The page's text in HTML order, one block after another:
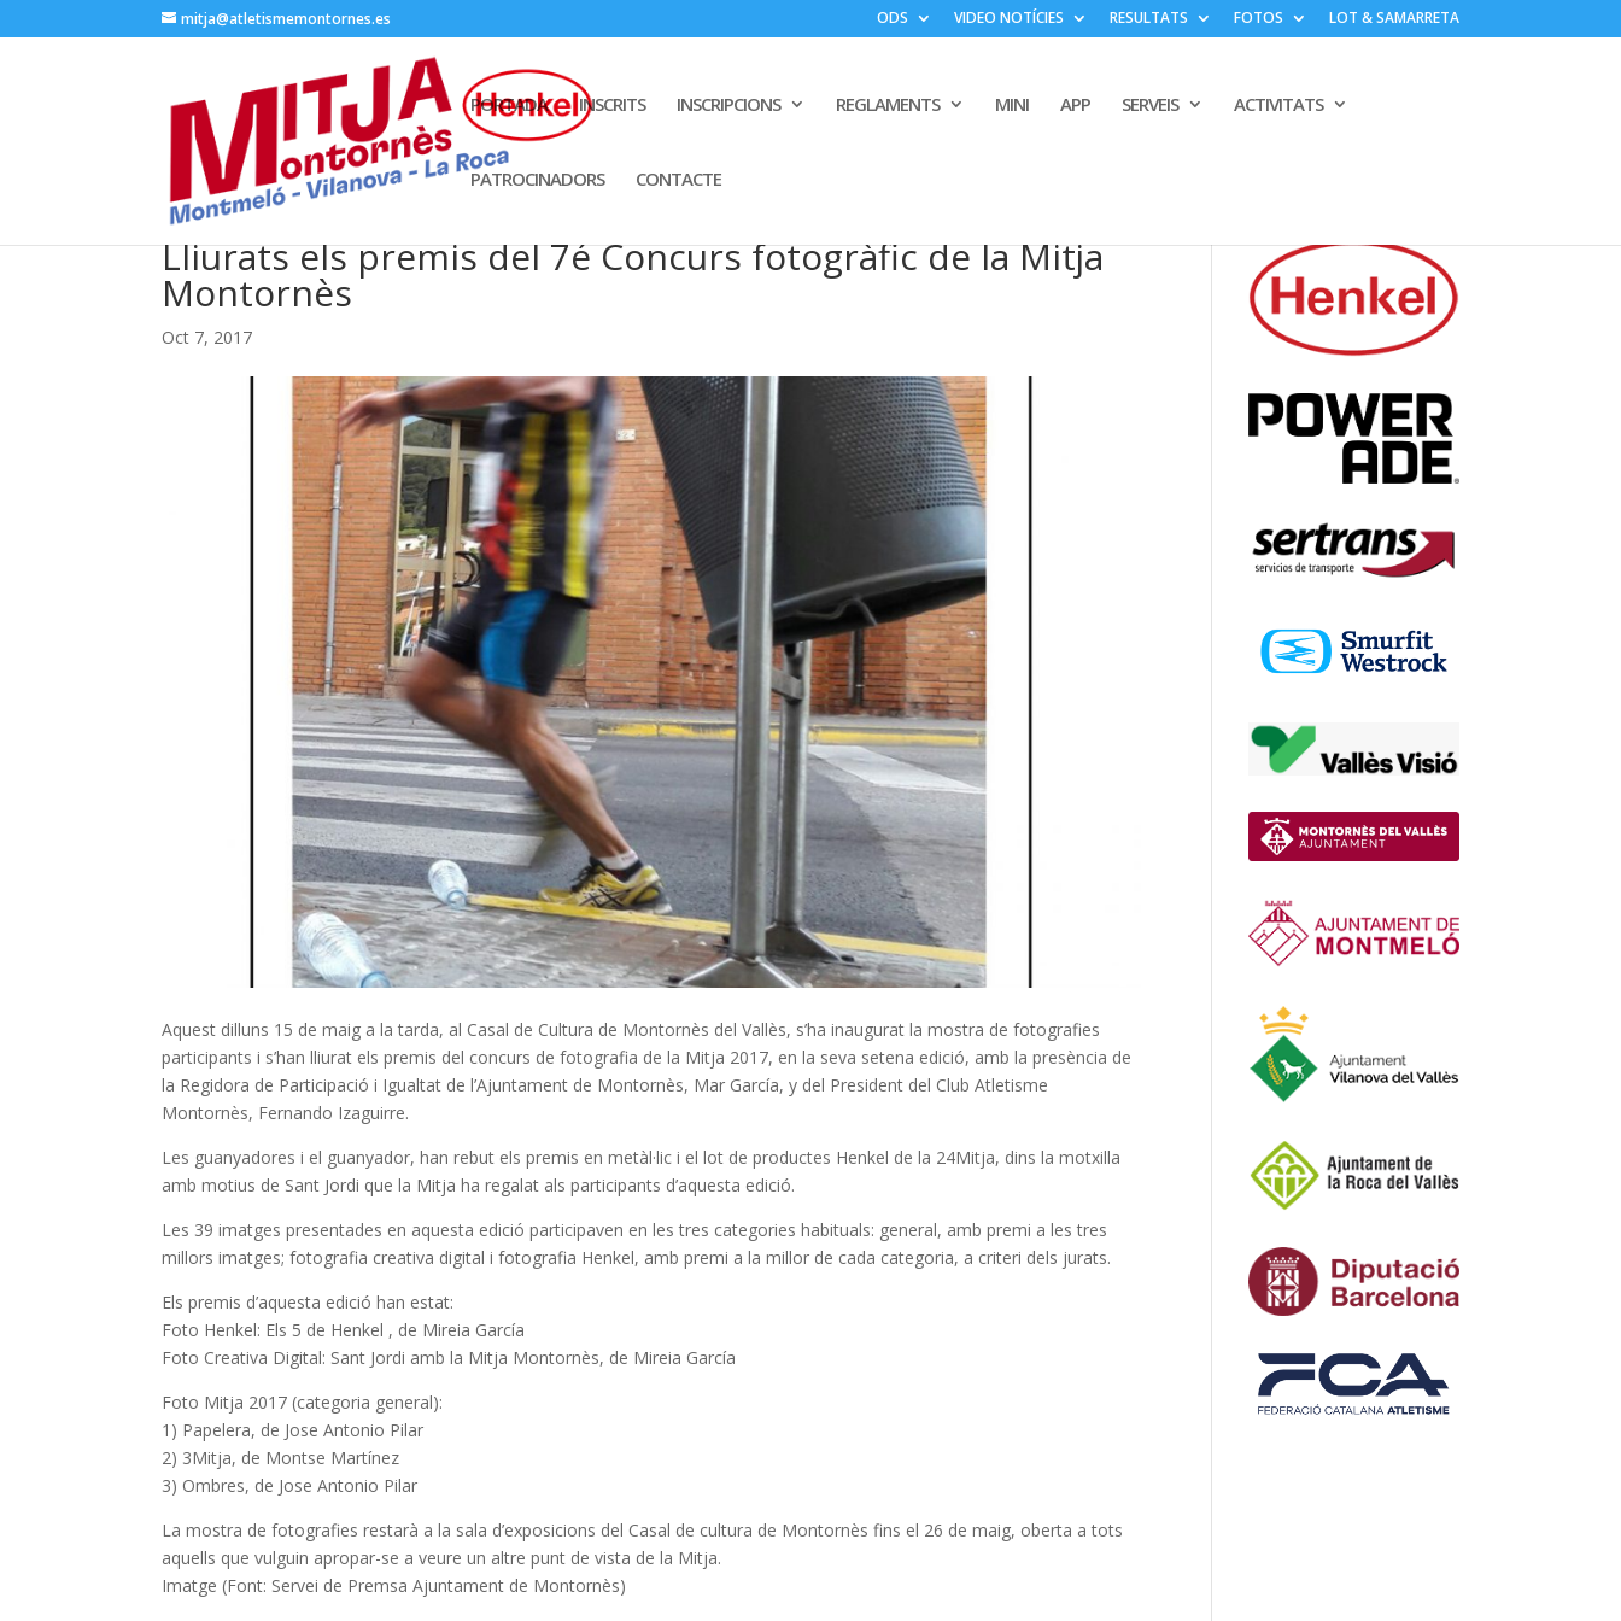
mitja@atletismemontornes.es ODS VIDEO NOTÍCIES RESULTATS FOTOS LOT & SAMARRETA
PORTADA INSCRITS INSCRIPCIONS REGLAMENTS MINI APP SERVEIS ACTIVITATS
PATROCINADORS CONTACTE
Lliurats els premis del 7é Concurs fotogràfic de la Mitja
Montornès
Oct 7, 2017
Aquest dilluns 15 de maig a la tarda, al Casal de Cultura de Montornès del Vallès, s’ha inaugurat la mostra de fotografies
participants i s’han lliurat els premis del concurs de fotografia de la Mitja 2017, en la seva setena edició, amb la presència de
la Regidora de Participació i Igualtat de l’Ajuntament de Montornès, Mar García, y del President del Club Atletisme
Montornès, Fernando Izaguirre.
Les guanyadores i el guanyador, han rebut els premis en metàl·lic i el lot de productes Henkel de la 24Mitja, dins la motxilla
amb motius de Sant Jordi que la Mitja ha regalat als participants d’aquesta edició.
Les 39 imatges presentades en aquesta edició participaven en les tres categories habituals: general, amb premi a les tres
millors imatges; fotografia creativa digital i fotografia Henkel, amb premi a la millor de cada categoria, a criteri dels jurats.
Els premis d’aquesta edició han estat:
Foto Henkel: Els 5 de Henkel , de Mireia García
Foto Creativa Digital: Sant Jordi amb la Mitja Montornès, de Mireia García
Foto Mitja 2017 (categoria general):
1) Papelera, de Jose Antonio Pilar
2) 3Mitja, de Montse Martínez
3) Ombres, de Jose Antonio Pilar
La mostra de fotografies restarà a la sala d’exposicions del Casal de cultura de Montornès fins el 26 de maig, oberta a tots
aquells que vulguin apropar-se a veure un altre punt de vista de la Mitja.
Imatge (Font: Servei de Premsa Ajuntament de Montornès)